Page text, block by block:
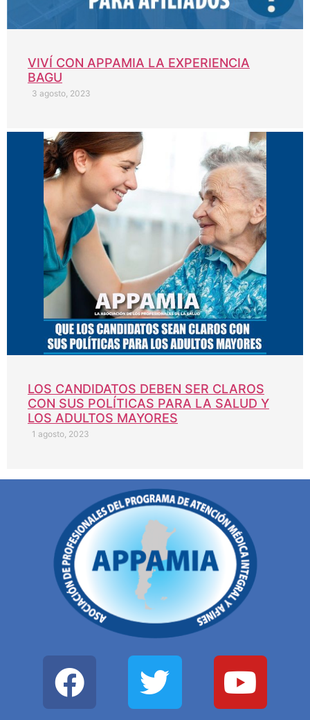
VIVÍ CON APPAMIA LA EXPERIENCIA
BAGU
3 agosto, 2023
LOS CANDIDATOS DEBEN SER CLAROS
CON SUS POLÍTICAS PARA LA SALUD Y
LOS ADULTOS MAYORES
1 agosto, 2023